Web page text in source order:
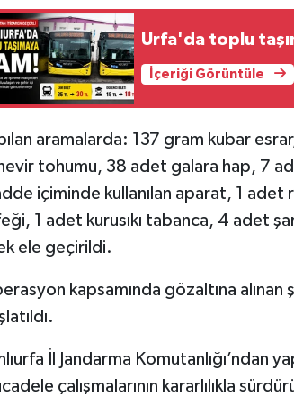
Urfa'da toplu
İçeriği Görüntüle
aramalarda: 137 gram kubar
tohumu, 38 adet galara hap, 7
içiminde kullanılan aparat, 1 adet
1 adet kurusıkı tabanca, 4 adet
ele geçirildi.
kapsamında gözaltına alınan
İl Jandarma Komutanlığı’ndan
çalışmalarının kararlılıkla